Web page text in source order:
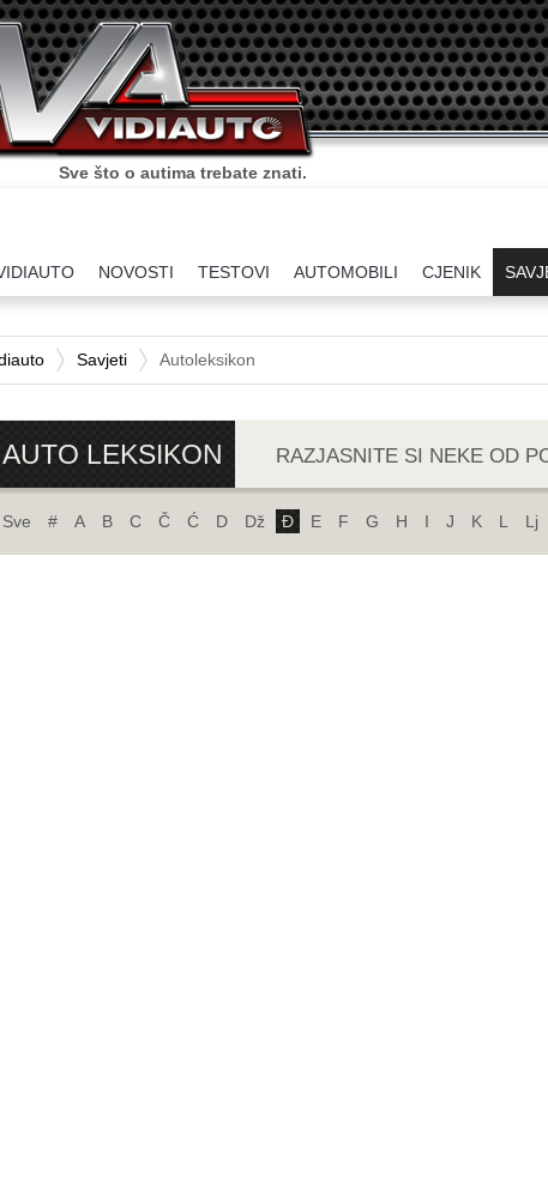
Sve što o autima trebate znati.
NOVOSTI TESTOVI AUTOMOBILI CJENIK
Savjeti Autoleksikon
AUTO LEKSIKON RAZJASNITE SI NEKE OD
Sve # A B C Č Ć D Dž Đ E F G H I J K L Lj